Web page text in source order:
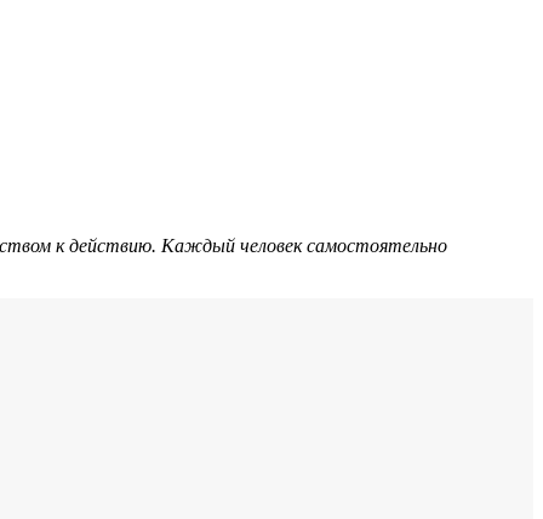
к действию. Каждый человек самостоятельно